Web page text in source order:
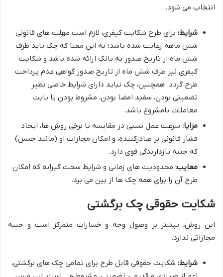
انتخاب می شود.
شرایط: برای طرح شکایت کیفری، لازم است مهلت های قانونی
شش ماهه رعایت شده باشد؛ به این معنا که چک باید ظرف
شش ماه از تاریخ صدور به بانک ارائه شده باشد و شکایت
کیفری نیز ظرف شش ماه از تاریخ صدور گواهی عدم پرداخت
طرح گردد. همچنین، چک نباید دارای شرایط خاصی نظیر
تضمینی بودن، سفید امضا بودن، مشروط بودن یا بابت
معاملات نامشروع باشد.
مزایا: سرعت عمل نسبی در مقایسه با برخی روش ها، ایجاد
فشار قانونی بر صادرکننده، و امکان مجازات او (مانند حبس)
که جنبه بازدارندگی قوی دارد.
معایب: محدودیت های زمانی و شرایط سخت گیرانه که امکان
طرح آن را برای همه چک ها از بین می برد.
شکایت حقوقی چک برگشتی
این روش، بیشتر بر وصول وجه و خسارات متمرکز است و جنبه
مجازاتی ندارد.
شرایط: شکایت حقوقی قابل طرح برای تمامی چک های برگشتی،